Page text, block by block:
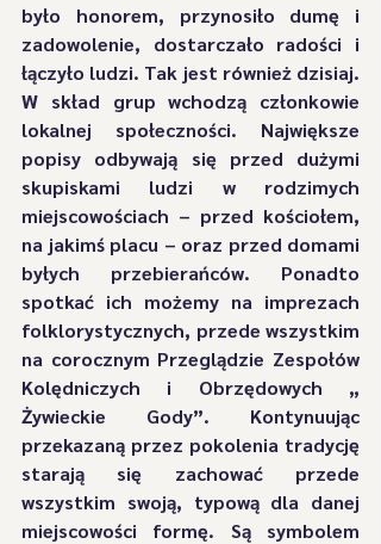
było honorem, przynosiło dumę i
zadowolenie, dostarczało radości i
łączyło ludzi. Tak jest również dzisiaj.
W skład grup wchodzą członkowie
lokalnej społeczności. Największe
popisy odbywają się przed dużymi
skupiskami ludzi w rodzimych
miejscowościach – przed kościołem,
na jakimś placu – oraz przed domami
byłych przebierańców. Ponadto
spotkać ich możemy na imprezach
folklorystycznych, przede wszystkim
na corocznym Przeglądzie Zespołów
Kolędniczych i Obrzędowych „
Żywieckie Gody”. Kontynuując
przekazaną przez pokolenia tradycję
starają się zachować przede
wszystkim swoją, typową dla danej
miejscowości formę. Są symbolem